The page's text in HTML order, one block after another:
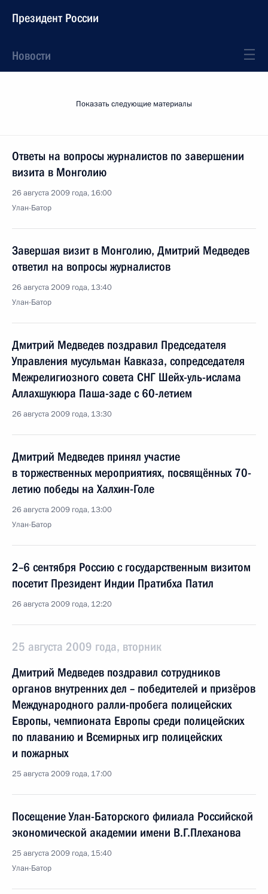
Президент России
Новости
Показать следующие материалы
Ответы на вопросы журналистов по завершении
визита в Монголию
26 августа 2009 года, 16:00
Улан-Батор
Завершая визит в Монголию, Дмитрий Медведев
ответил на вопросы журналистов
26 августа 2009 года, 13:40
Улан-Батор
Дмитрий Медведев поздравил Председателя
Управления мусульман Кавказа, сопредседателя
Межрелигиозного совета СНГ Шейх-уль-ислама
Аллахшукюра Паша-заде с 60-летием
26 августа 2009 года, 13:30
Дмитрий Медведев принял участие
в торжественных мероприятиях, посвящённых 70-
летию победы на Халхин-Голе
26 августа 2009 года, 13:00
Улан-Батор
2–6 сентября Россию с государственным визитом
посетит Президент Индии Пратибха Патил
26 августа 2009 года, 12:20
25 августа 2009 года, вторник
Дмитрий Медведев поздравил сотрудников
органов внутренних дел – победителей и призёров
Международного ралли-пробега полицейских
Европы, чемпионата Европы среди полицейских
по плаванию и Всемирных игр полицейских
и пожарных
25 августа 2009 года, 17:00
Посещение Улан-Баторского филиала Российской
экономической академии имени В.Г.Плеханова
25 августа 2009 года, 15:40
Улан-Батор